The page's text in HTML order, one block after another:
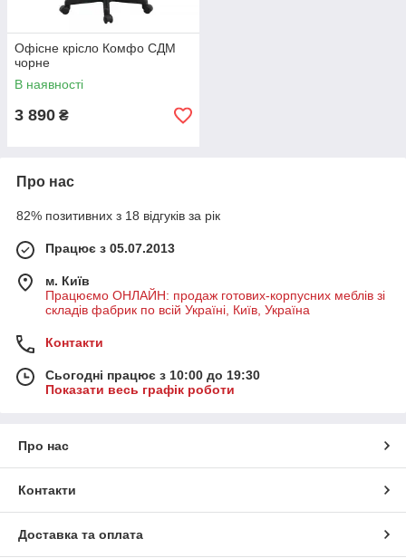
Офісне крісло Комфо СДМ
чорне
В наявності
3 890 ₴
Про нас
82% позитивних з 18 відгуків за рік
Працює з 05.07.2013
м. Київ
Працюємо ОНЛАЙН: продаж готових-корпусних меблів зі
складів фабрик по всій Україні, Київ, Україна
Контакти
Сьогодні працює з 10:00 до 19:30
Показати весь графік роботи
Про нас
Контакти
Доставка та оплата